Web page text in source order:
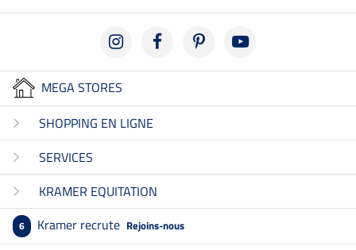
MEGA STORES
SHOPPING EN LIGNE
SERVICES
KRAMER EQUITATION
6 Kramer recrute Rejoins-nous